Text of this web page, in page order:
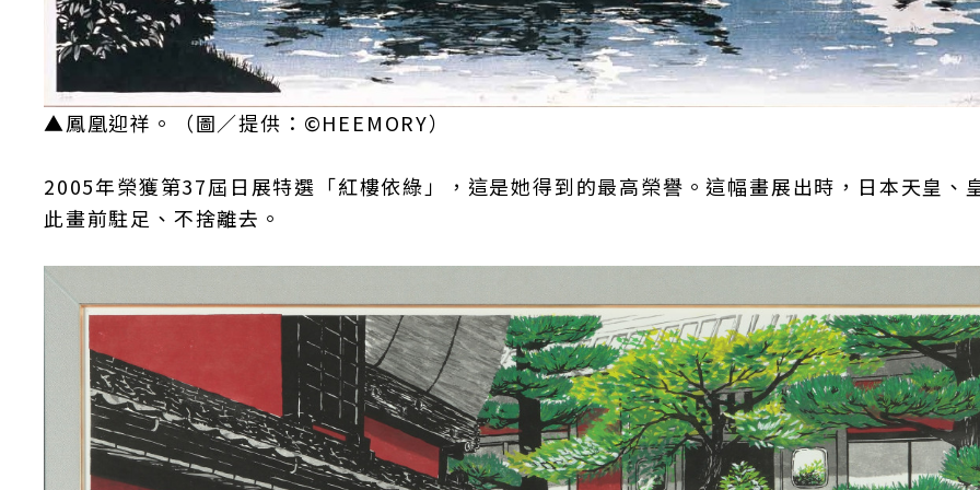
▲鳳凰迎祥。（圖／提供：©️HEEMORY）
2005年榮獲第37屆日展特選「紅樓依綠」，這是她得到的最高榮譽。這幅畫展出時，日本天皇、
此畫前駐足、不捨離去。